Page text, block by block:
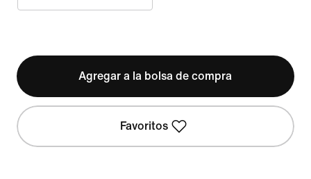
Agregar a la bolsa de compra
Favoritos